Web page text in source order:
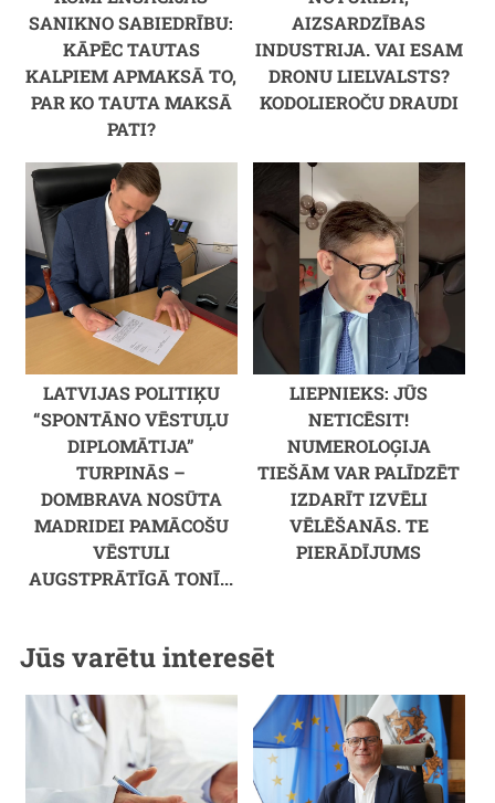
SANIKNO SABIEDRĪBU:
KĀPĒC TAUTAS
KALPIEM APMAKSĀ TO,
PAR KO TAUTA MAKSĀ
PATI?
AIZSARDZĪBAS
INDUSTRIJA. VAI ESAM
DRONU LIELVALSTS?
KODOLIEROČU DRAUDI
LATVIJAS POLITIĶU
“SPONTĀNO VĒSTUĻU
DIPLOMĀTIJA”
TURPINĀS –
DOMBRAVA NOSŪTA
MADRIDEI PAMĀCOŠU
VĒSTULI
AUGSTPRĀTĪGĀ TONĪ...
LIEPNIEKS: JŪS
NETICĒSIT!
NUMEROLOĢIJA
TIEŠĀM VAR PALĪDZĒT
IZDARĪT IZVĒLI
VĒLĒŠANĀS. TE
PIERĀDĪJUMS
Jūs varētu interesēt